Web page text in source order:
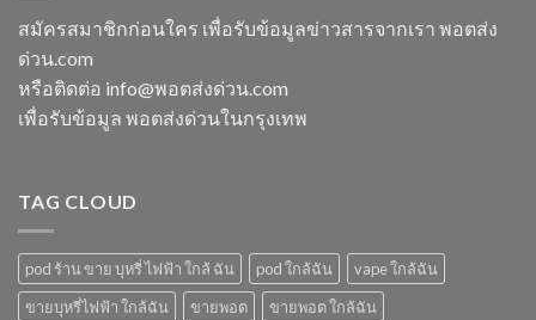
ฉัน
vmc
ราคา
ice
โบ
มี
สมัครสมาชิกก่อนใคร เพื่อรับข้อมูลข่าวสารจากเรา พอตส่ง
ด่วน.com
หรือติดต่อ info@พอตส่งด่วน.com
เพื่อรับข้อมูล พอตส่งด่วนในกรุงเทพ
TAG CLOUD
pod ร้าน ขาย บุหรี่ ไฟฟ้า ใกล้ ฉัน pod ใกล้ฉัน
vape ใกล้ฉัน
ขายบุหรี่ไฟฟ้า ใกล้ฉัน
ขายพอต
ขายพอต ใกล้ฉัน